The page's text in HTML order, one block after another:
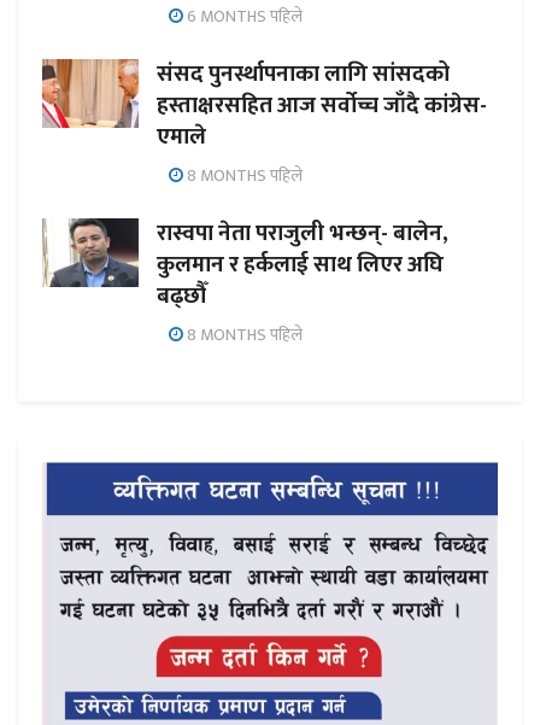
6 MONTHS पहिले
संसद पुनर्स्थापनाका लागि सांसदको
हस्ताक्षरसहित आज सर्वोच्च जाँदै कांग्रेस-
एमाले
8 MONTHS पहिले
रास्वपा नेता पराजुली भन्छन्- बालेन,
कुलमान र हर्कलाई साथ लिएर अघि
बढ्छौँ
8 MONTHS पहिले